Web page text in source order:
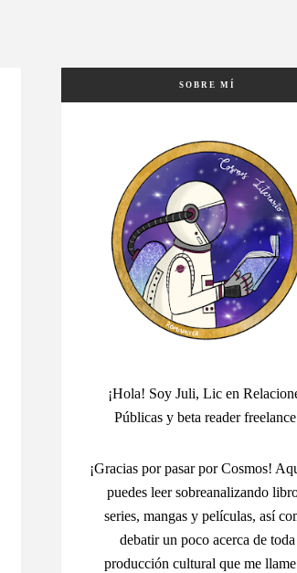
SOBRE MÍ
¡Hola! Soy Juli, Lic en
Públicas y beta reader
¡Gracias por pasar por Cosmos!
puedes leer sobreanalizando
series, mangas y películas, así
debatir un poco acerca de toda
producción cultural que me